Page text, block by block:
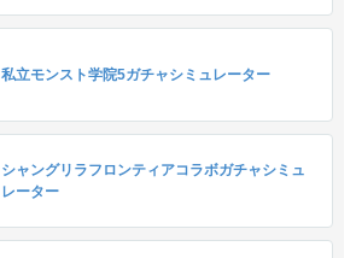
私立モンスト学院5ガチャシミュレーター
シャングリラフロンティアコラボガチャシミュ
レーター